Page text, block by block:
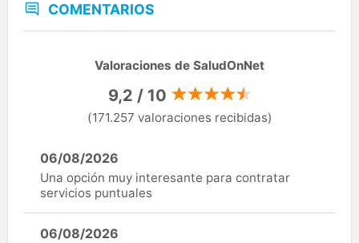
COMENTARIOS
Valoraciones de SaludOnNet
9,2 / 10
(171.257 valoraciones recibidas)
06/08/2026
Una opción muy interesante para contratar
servicios puntuales
06/08/2026